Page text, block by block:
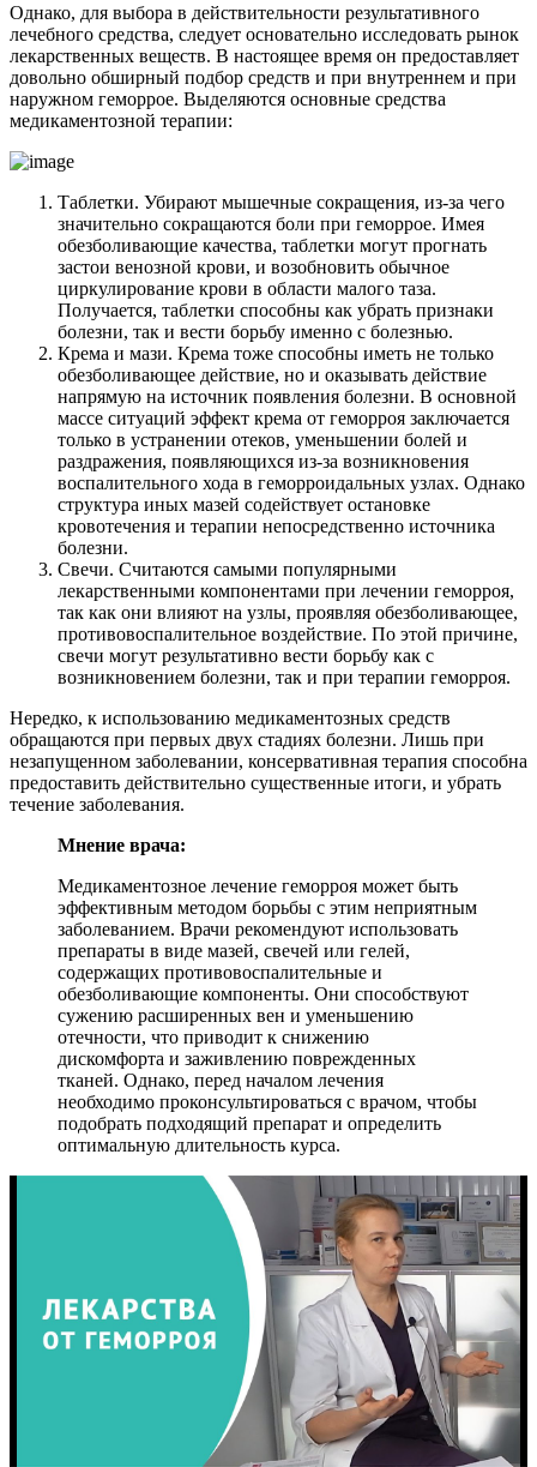
Однако, для выбора в действительности результативного
лечебного средства, следует основательно исследовать рынок
лекарственных веществ. В настоящее время он предоставляет
довольно обширный подбор средств и при внутреннем и при
наружном геморрое. Выделяются основные средства
медикаментозной терапии:
Таблетки. Убирают мышечные сокращения, из-за чего
значительно сокращаются боли при геморрое. Имея
обезболивающие качества, таблетки могут прогнать
застои венозной крови, и возобновить обычное
циркулирование крови в области малого таза.
Получается, таблетки способны как убрать признаки
болезни, так и вести борьбу именно с болезнью.
Крема и мази. Крема тоже способны иметь не только
обезболивающее действие, но и оказывать действие
напрямую на источник появления болезни. В основной
массе ситуаций эффект крема от геморроя заключается
только в устранении отеков, уменьшении болей и
раздражения, появляющихся из-за возникновения
воспалительного хода в геморроидальных узлах. Однако
структура иных мазей содействует остановке
кровотечения и терапии непосредственно источника
болезни.
Свечи. Считаются самыми популярными
лекарственными компонентами при лечении геморроя,
так как они влияют на узлы, проявляя обезболивающее,
противовоспалительное воздействие. По этой причине,
свечи могут результативно вести борьбу как с
возникновением болезни, так и при терапии геморроя.
Нередко, к использованию медикаментозных средств
обращаются при первых двух стадиях болезни. Лишь при
незапущенном заболевании, консервативная терапия способна
предоставить действительно существенные итоги, и убрать
течение заболевания.
Мнение врача:
Медикаментозное лечение геморроя может быть
эффективным методом борьбы с этим неприятным
заболеванием. Врачи рекомендуют использовать
препараты в виде мазей, свечей или гелей,
содержащих противовоспалительные и
обезболивающие компоненты. Они способствуют
сужению расширенных вен и уменьшению
отечности, что приводит к снижению
дискомфорта и заживлению поврежденных
тканей. Однако, перед началом лечения
необходимо проконсультироваться с врачом, чтобы
подобрать подходящий препарат и определить
оптимальную длительность курса.